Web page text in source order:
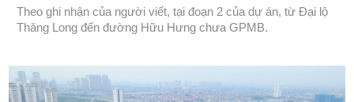
Theo ghi nhận của người viết, tại đoạn 2 của dự án, từ Đại lộ
Thăng Long đến đường Hữu Hưng chưa GPMB.